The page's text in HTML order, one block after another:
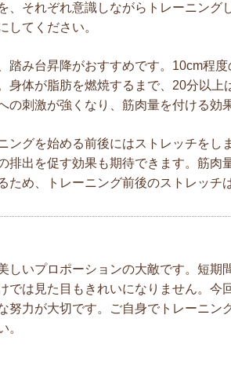
、それぞれ意識しながらトレーニング
してください。
踏み台昇降がおすすめです。10cm程
身体が脂肪を燃焼するまで、20分以
の刺激が強くなり、筋肉量を付ける効
ングを始める前後にはストレッチをし
排出を促す効果も期待できます。筋肉
ため、トレーニング前後のストレッチ
しいプロポーションの大敵です。短期
では見た目もきれいになりません。今
努力が大切です。ご自身でトレーニン
。